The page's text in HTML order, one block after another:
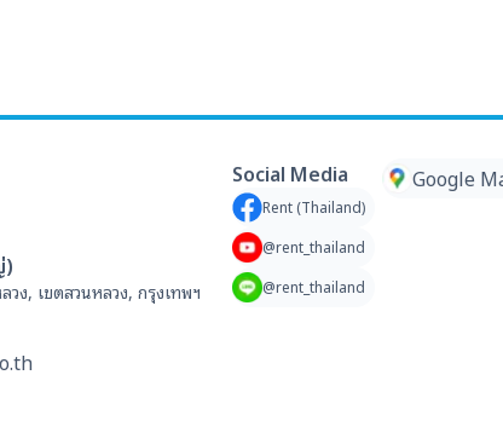
)
ง, เขตสวนหลวง, กรุงเทพฯ
Social Media
Rent (Thailand)
@rent_thailand
@rent_thailand
Google